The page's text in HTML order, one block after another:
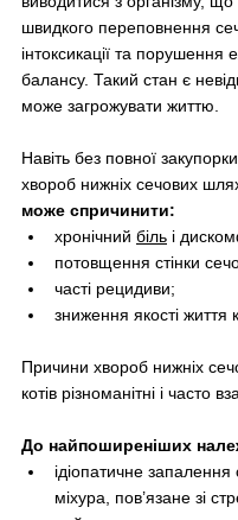
швидкого переповнення
інтоксикації та порушення
балансу. Такий стан є
може загрожувати життю.
Навіть без повної
хвороб нижніх сечових
може спричинити:
хронічний біль і
потовщення стінки
часті рецидиви;
зниження якості життя
Причини хвороб нижніх
котів різноманітні і часто
До найпоширеніших
ідіопатичне запалення
міхура, пов’язане зі